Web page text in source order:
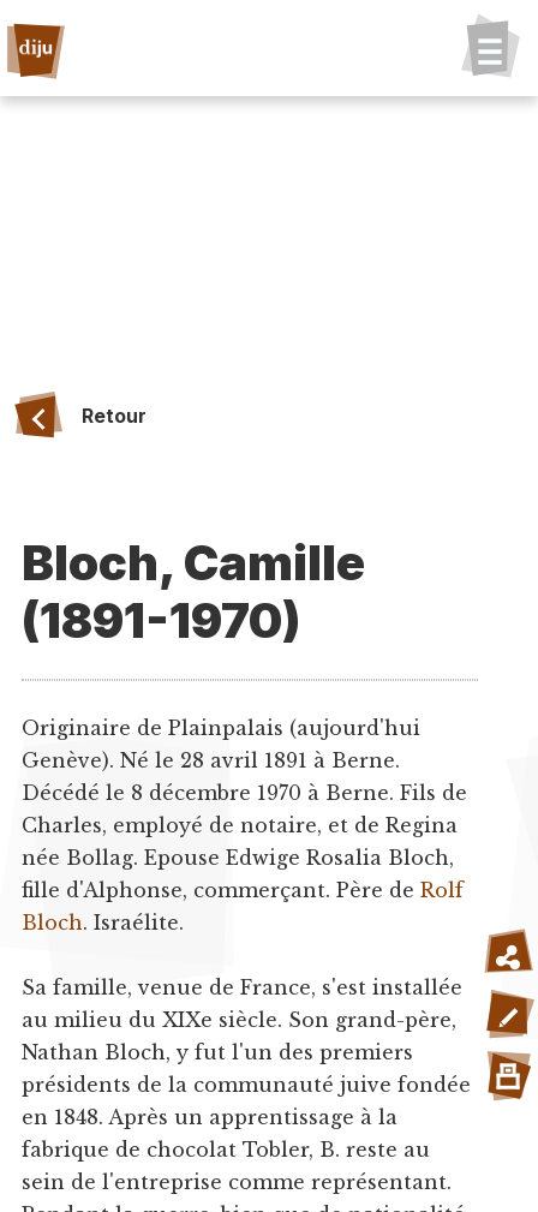
Retour
Bloch, Camille
(1891-1970)
Originaire de Plainpalais (aujourd'hui
Genève). Né le 28 avril 1891 à Berne.
Décédé le 8 décembre 1970 à Berne. Fils de
Charles, employé de notaire, et de Regina
née Bollag. Epouse Edwige Rosalia Bloch,
fille d'Alphonse, commerçant. Père de Rolf
Bloch. Israélite.
Sa famille, venue de France, s'est installée
au milieu du XIXe siècle. Son grand-père,
Nathan Bloch, y fut l'un des premiers
présidents de la communauté juive fondée
en 1848. Après un apprentissage à la
fabrique de chocolat Tobler, B. reste au
sein de l'entreprise comme représentant.